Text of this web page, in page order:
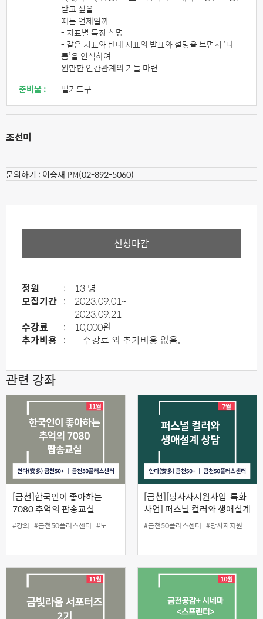
받고 싶을
때는 언제일까
- 지표별 특징 설명
- 같은 지표와 반대 지표의 발표와 설명을 보면서 ‘다
름’을 인식하여
원만한 인간관계의 기틀 마련
준비물 :
필기도구
조선미
문의하기 : 이승재 PM(02-892-5060)
신청마감
정원 :
13 명
모집기간 :
2023.09.01~
2023.09.21
수강료
:
10,000원
추가비용 : 수강료 외 추가비용 없음.
관련 강좌
[금천]한국인이 좋아하는
7080 추억의 팝송교실
#강의 #금천50플러스센터 #노래 #인생설계 #팝송
[금천][당사자지원사업-특화
사업] 퍼스널 컬러와 생애설계
상담
#금천50플러스센터 #당사자지원 #생